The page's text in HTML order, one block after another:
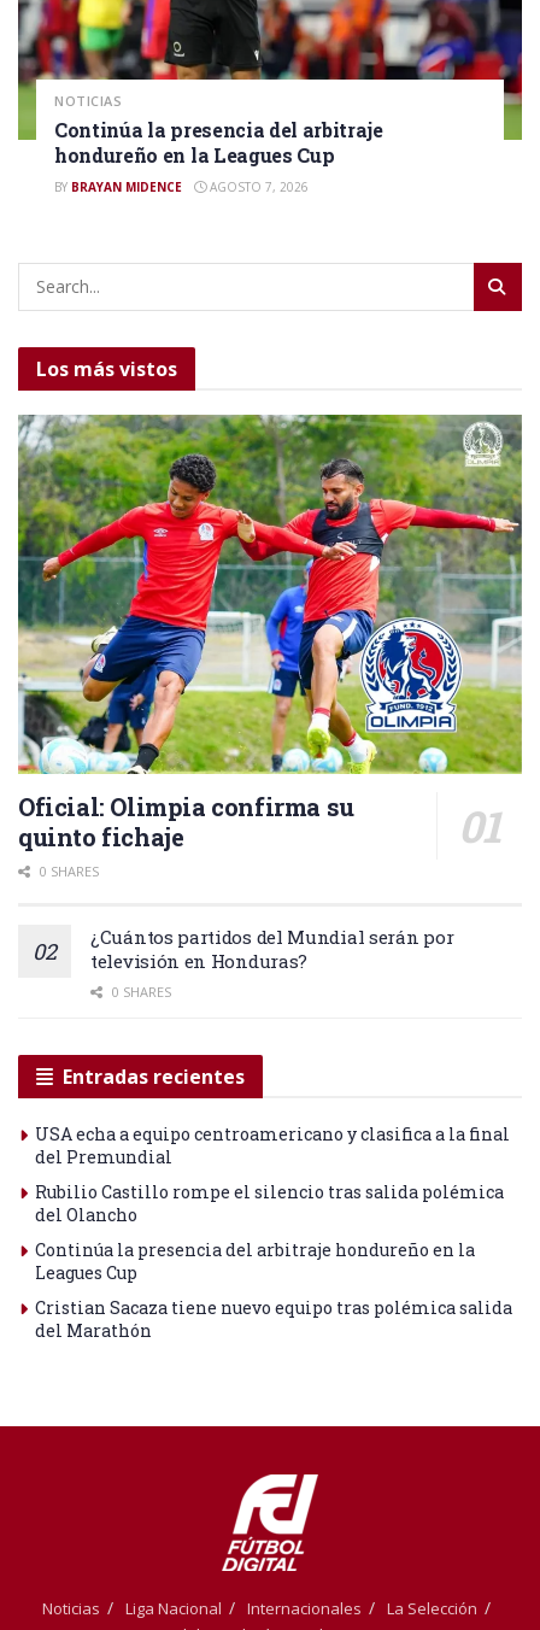
NOTICIAS
Continúa la presencia del arbitraje
hondureño en la Leagues Cup
BY BRAYAN MIDENCE AGOSTO 7, 2026
Los más vistos
Oficial: Olimpia confirma su
quinto fichaje
0 SHARES
¿Cuántos partidos del Mundial serán por
televisión en Honduras?
0 SHARES
Entradas recientes
USA echa a equipo centroamericano y clasifica a la final
del Premundial
Rubilio Castillo rompe el silencio tras salida polémica
del Olancho
Continúa la presencia del arbitraje hondureño en la
Leagues Cup
Cristian Sacaza tiene nuevo equipo tras polémica salida
del Marathón
Noticias Liga Nacional Internacionales
La Selección